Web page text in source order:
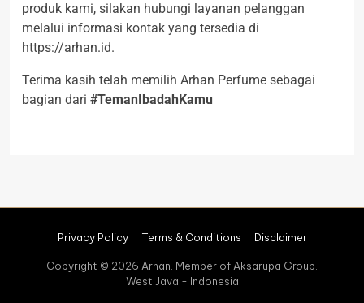
produk kami, silakan hubungi layanan pelanggan
melalui informasi kontak yang tersedia di
https://arhan.id.
Terima kasih telah memilih Arhan Perfume sebagai
bagian dari #TemanIbadahKamu
Privacy Policy Terms & Conditions Disclaimer
Copyright © 2026 Arhan. Member of Aksarupa Group.
West Java - Indonesia